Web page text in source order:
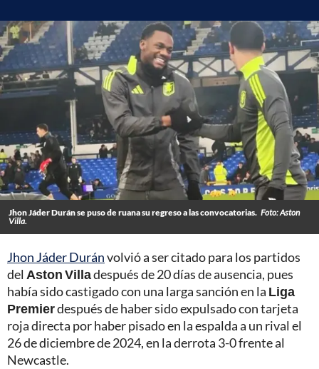
Jhon Jáder Durán se puso de ruana su regreso a las convocatorias. Foto: Aston
Villa.
Jhon Jáder Duránvolvió a ser citado para los partidos
del Aston Villadespués de 20 días de ausencia, pues
había sido castigado con una larga sanción en la Liga
Premierdespués de haber sido expulsado con tarjeta
roja directa por haber pisado en la espalda a un rival el
26 de diciembre de 2024, en la derrota 3-0 frente al
Newcastle.